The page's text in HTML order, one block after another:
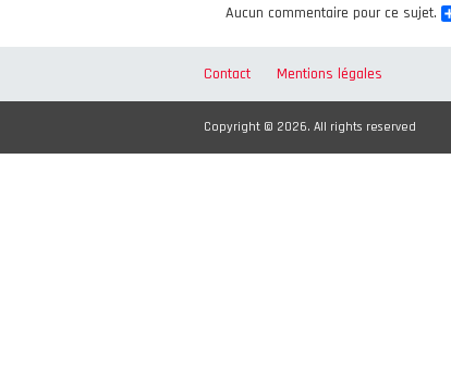
Aucun commentaire pour ce sujet.
Contact Mentions légales
Copyright © 2026. All rights reserved